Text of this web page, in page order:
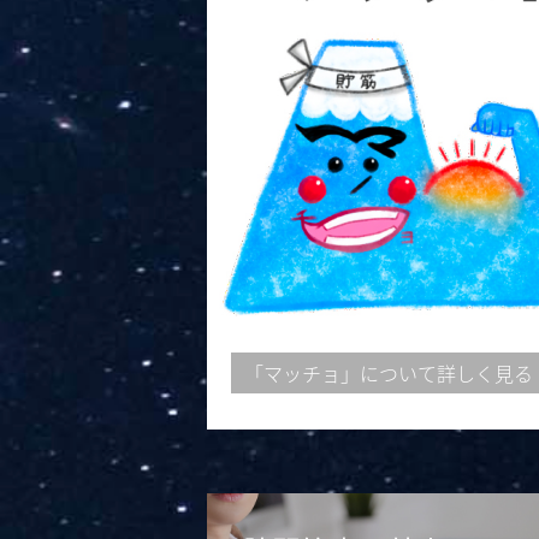
「マッチョ」について詳しく見る